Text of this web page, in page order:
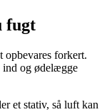
fugt
opbevares forkert.
ind og ødelægge
et stativ, så luft kan